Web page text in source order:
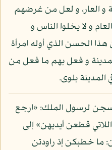
و العار، و لعل من غرضهم
و لا يخلوا الناس و
هذا الحسن الذي أوله امرأة
و فعل بهم ما فعل من
المدينة بلوى.
لرسول الملك: «ارجع
قطعن أيديهن» إلى
ما خطبكن إذ راودتن